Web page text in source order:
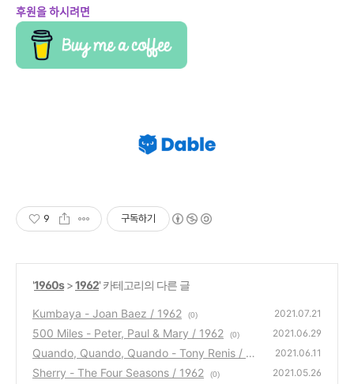
후원을 하시려면
9 구독하기
'1960s>1962' 카테고리의 다른 글
Kumbaya - Joan Baez / 1962 (0) 2021.07.21
500 Miles - Peter, Paul & Mary / 1962 (0) 2021.06.29
Quando, Quando, Quando - Tony Renis / 19
62
(1)
2021.06.11
Sherry - The Four Seasons / 1962 (0) 2021.05.26